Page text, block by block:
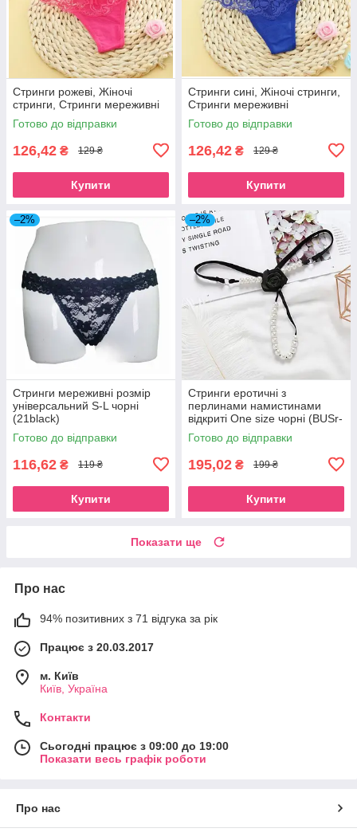
Стринги рожеві, Жіночі
стринги, Стринги мереживні
Готово до відправки
126,42 ₴ 129 ₴
Купити
Стринги сині, Жіночі стринги,
Стринги мереживні
Готово до відправки
126,42 ₴ 129 ₴
Купити
–2%
Стринги мереживні розмір
універсальний S-L чорні
(21black)
Готово до відправки
116,62 ₴ 119 ₴
Купити
–2%
Стринги еротичні з
перлинами намистинами
відкриті One size чорні (BUSr-
bl)
Готово до відправки
195,02 ₴ 199 ₴
Купити
Показати ще
Про нас
94% позитивних з 71 відгука за рік
Працює з 20.03.2017
м. Київ
Київ, Україна
Контакти
Сьогодні працює з 09:00 до 19:00
Показати весь графік роботи
Про нас